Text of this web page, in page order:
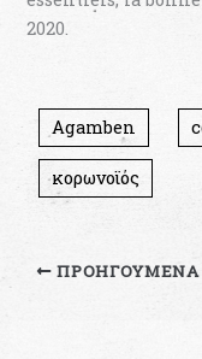
2020.
Agamben
κορωνοϊός
ΠΡΟΗΓΟΎΜΕΝΑ